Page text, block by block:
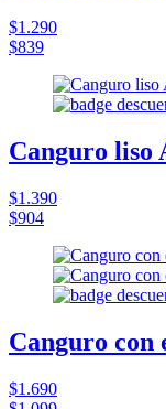
$1.290
$839
Canguro liso
$1.390
$904
Canguro con
$1.690